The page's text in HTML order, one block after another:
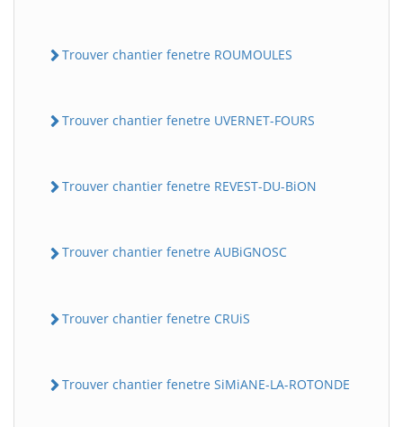
Trouver chantier fenetre ROUMOULES
Trouver chantier fenetre UVERNET-FOURS
Trouver chantier fenetre REVEST-DU-BiON
Trouver chantier fenetre AUBiGNOSC
Trouver chantier fenetre CRUiS
Trouver chantier fenetre SiMiANE-LA-ROTONDE